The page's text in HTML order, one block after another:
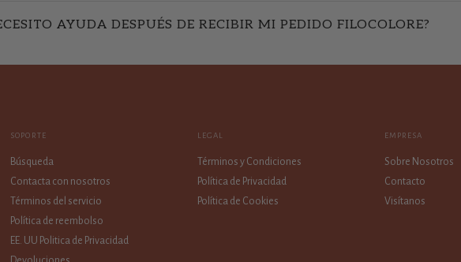
AYUDA DESPUÉS DE RECIBIR MI PEDIDO FILOCOLORE?
SOPORTE
Búsqueda
Contacta con nosotros
Términos del servicio
Política de reembolso
EE. UU Politica de Privacidad
LEGAL
Términos y Condiciones
Política de Privacidad
Política de Cookies
EMPRESA
Sobre Nosotros
Contacto
Visítanos